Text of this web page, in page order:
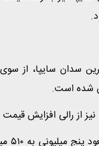
از رالی افزایش